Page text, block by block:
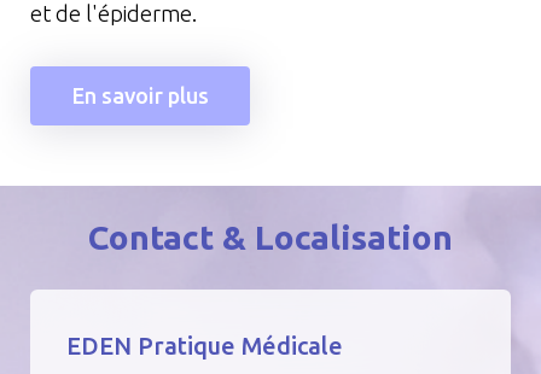
et de l'épiderme.
En savoir plus
Contact & Localisation
EDEN Pratique Médicale